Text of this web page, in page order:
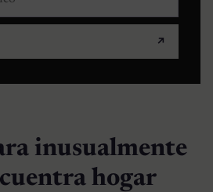
↗
inusualmente
hogar